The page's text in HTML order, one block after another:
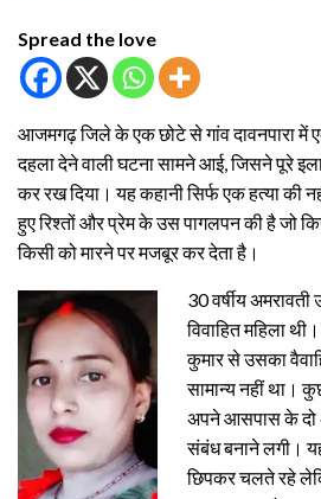
Spread the love
आजमगढ़ जिले के एक छोटे से गांव दावनपारा में
दहला देने वाली घटना सामने आई, जिसने पूरे
कर रख दिया। यह कहानी सिर्फ एक हत्या की
हुए रिश्तों और प्रेम के उस पागलपन की है जो
किसी को मारने पर मजबूर कर देता है।
30 वर्षीय अमरावती
विवाहित महिला
कुमार से उसका
सामान्य नहीं था।
अपने आसपास के दो
संबंध बनाने लगी।
छिपकर चलते रहे